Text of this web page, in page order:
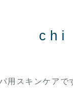
chi
用スキンケアで